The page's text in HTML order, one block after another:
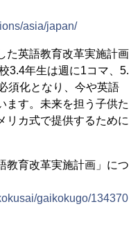
asia/japan/
た英語教育改革実施計画
3.4年生は週に1コマ、5.
須化となり、今や英語
ます。未来を担う子供た
リカ式で提供するために
育改革実施計画」につ
gaikokugo/134370